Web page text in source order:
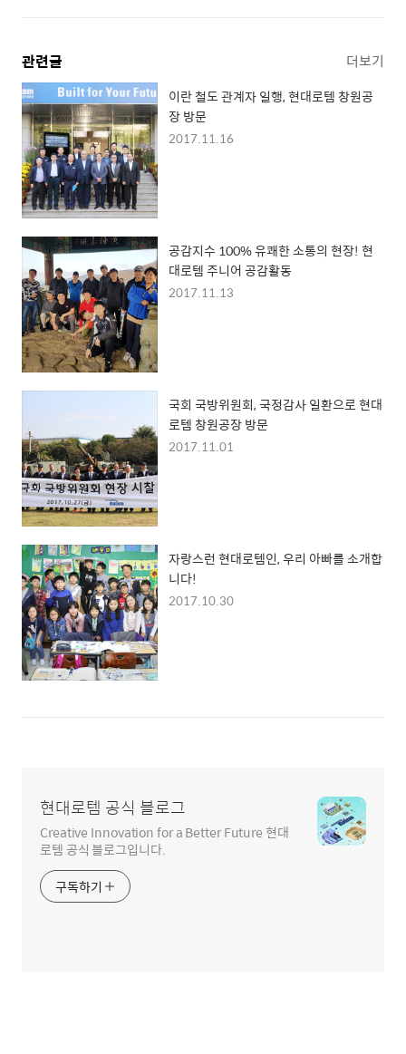
관련글 더보기
이란 철도 관계자 일행, 현대로템 창원공
장 방문
2017.11.16
공감지수 100% 유쾌한 소통의 현장! 현
대로템 주니어 공감활동
2017.11.13
국회 국방위원회, 국정감사 일환으로 현대
로템 창원공장 방문
2017.11.01
자랑스런 현대로템인, 우리 아빠를 소개합
니다!
2017.10.30
현대로템 공식 블로그
Creative Innovation for a Better Future 현대
로템 공식 블로그입니다.
구독하기